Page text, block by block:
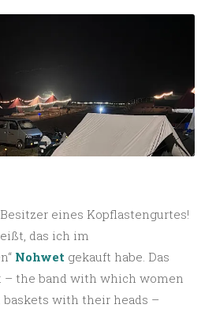
eines Kopflastengurtes!
das ich im
Nohwet gekauft habe. Das
– the band with which women
baskets with their heads –